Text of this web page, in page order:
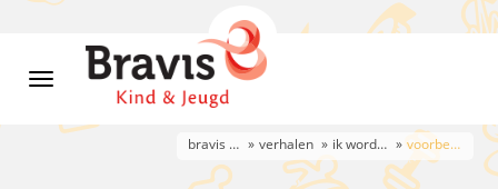
bravis kind & jeugd 0-6 jaar verhalen ik word geopereerd voorbereiden